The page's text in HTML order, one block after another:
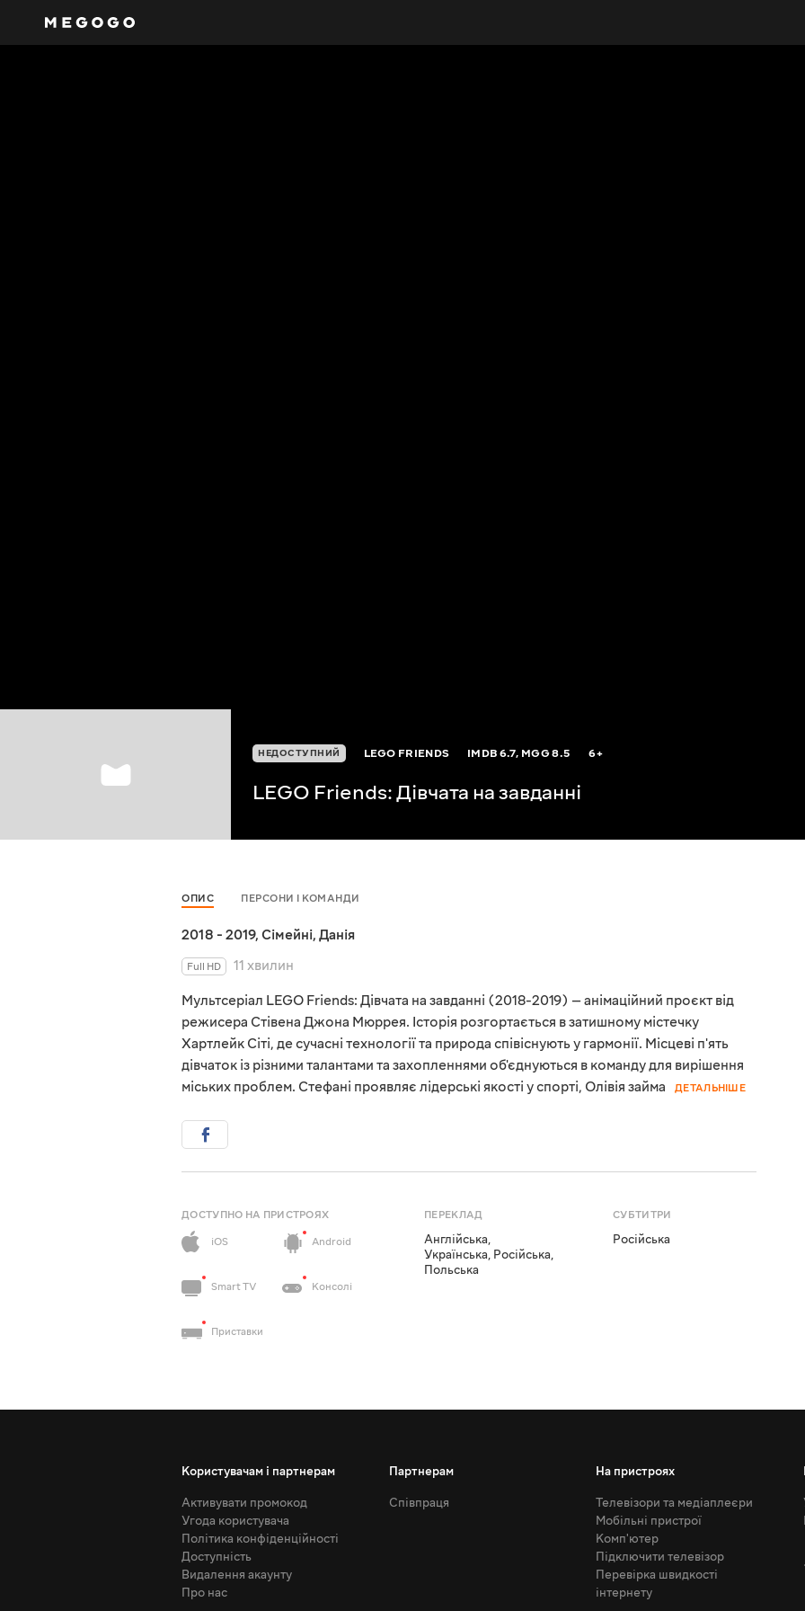
НЕДОСТУПНИЙ LEGO FRIENDS IMDB6.7, MGG8.5 6+
LEGO Friends: Дівчата на завданні
ОПИС ПЕРСОНИ І КОМАНДИ
2018 - 2019, Сімейні, Данія
Full HD
11 хвилин
Мультсеріал LEGO Friends: Дівчата на завданні (2018-2019) — анімаційний проєкт від
режисера Стівена Джона Мюррея. Історія розгортається в затишному містечку
Хартлейк Сіті, де сучасні технології та природа співіснують у гармонії. Місцеві п'ять
дівчаток із різними талантами та захопленнями об'єднуються в команду для вирішення
міських проблем. Стефані проявляє лідерські якості у спорті, Олівія займа
ДЕТАЛЬНІШЕ
ДОСТУПНО НА ПРИСТРОЯХ
iOS
Android
Smart TV Консолі
Приставки
ПЕРЕКЛАД
Англійська,
Українська, Російська,
Польська
СУБТИТРИ
Російська
Користувачам і партнерам
Активувати промокод
Угода користувача
Політика конфіденційності
Доступність
Видалення акаунту
Про нас
Партнерам
Співпраця
На пристроях
Телевізори та медіаплеєри
Мобільні пристрої
Комп'ютер
Підключити телевізор
Перевірка швидкості
інтернету